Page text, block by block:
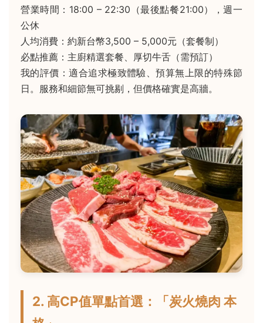
營業時間：18:00 – 22:30（最後點餐21:00），週一
公休
人均消費：約新台幣3,500 – 5,000元（套餐制）
必點推薦：主廚精選套餐、厚切牛舌（需預訂）
我的評價：適合追求極致體驗、預算無上限的特殊節
日。服務和細節無可挑剔，但價格確實是高牆。
2. 高CP值單點首選：「炭火燒肉 本